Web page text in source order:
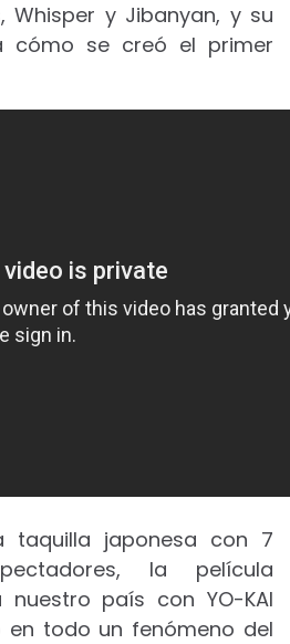
Whisper y Jibanyan, y su
cómo se creó el primer
taquilla japonesa con 7
la película
país con YO-KAI
en todo un fenómeno del